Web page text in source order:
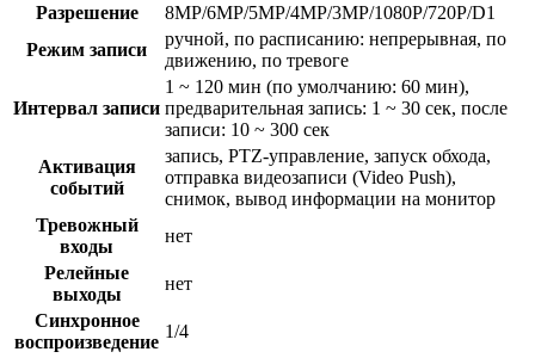
Разрешение
8MP/6MP/5MP/4MP/3MP/1080P/720P/D1
Режим записи
ручной, по расписанию: непрерывная, по
движению, по тревоге
Интервал записи
1 ~ 120 мин (по умолчанию: 60 мин),
предварительная запись: 1 ~ 30 сек, после
записи: 10 ~ 300 сек
Активация
событий
запись, PTZ-управление, запуск обхода,
отправка видеозаписи (Video Push),
снимок, вывод информации на монитор
Тревожный
входы
нет
Релейные
выходы
нет
Синхронное
воспроизведение
1/4